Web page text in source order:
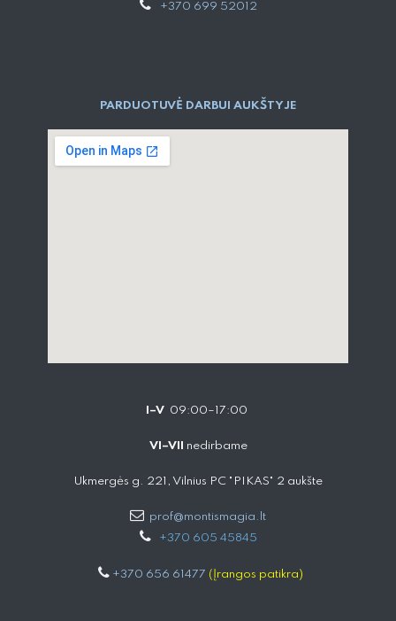
+370 699 52012
PARDUOTUVĖ DARBUI AUKŠTYJE
I–V 09:00–17:00
VI–VII nedirbame
Ukmergės g. 221, Vilnius PC "PIKAS" 2 aukšte
prof@montismagia.lt
+370 605 4584​5
+370 656 61477 (Įrangos patikra)